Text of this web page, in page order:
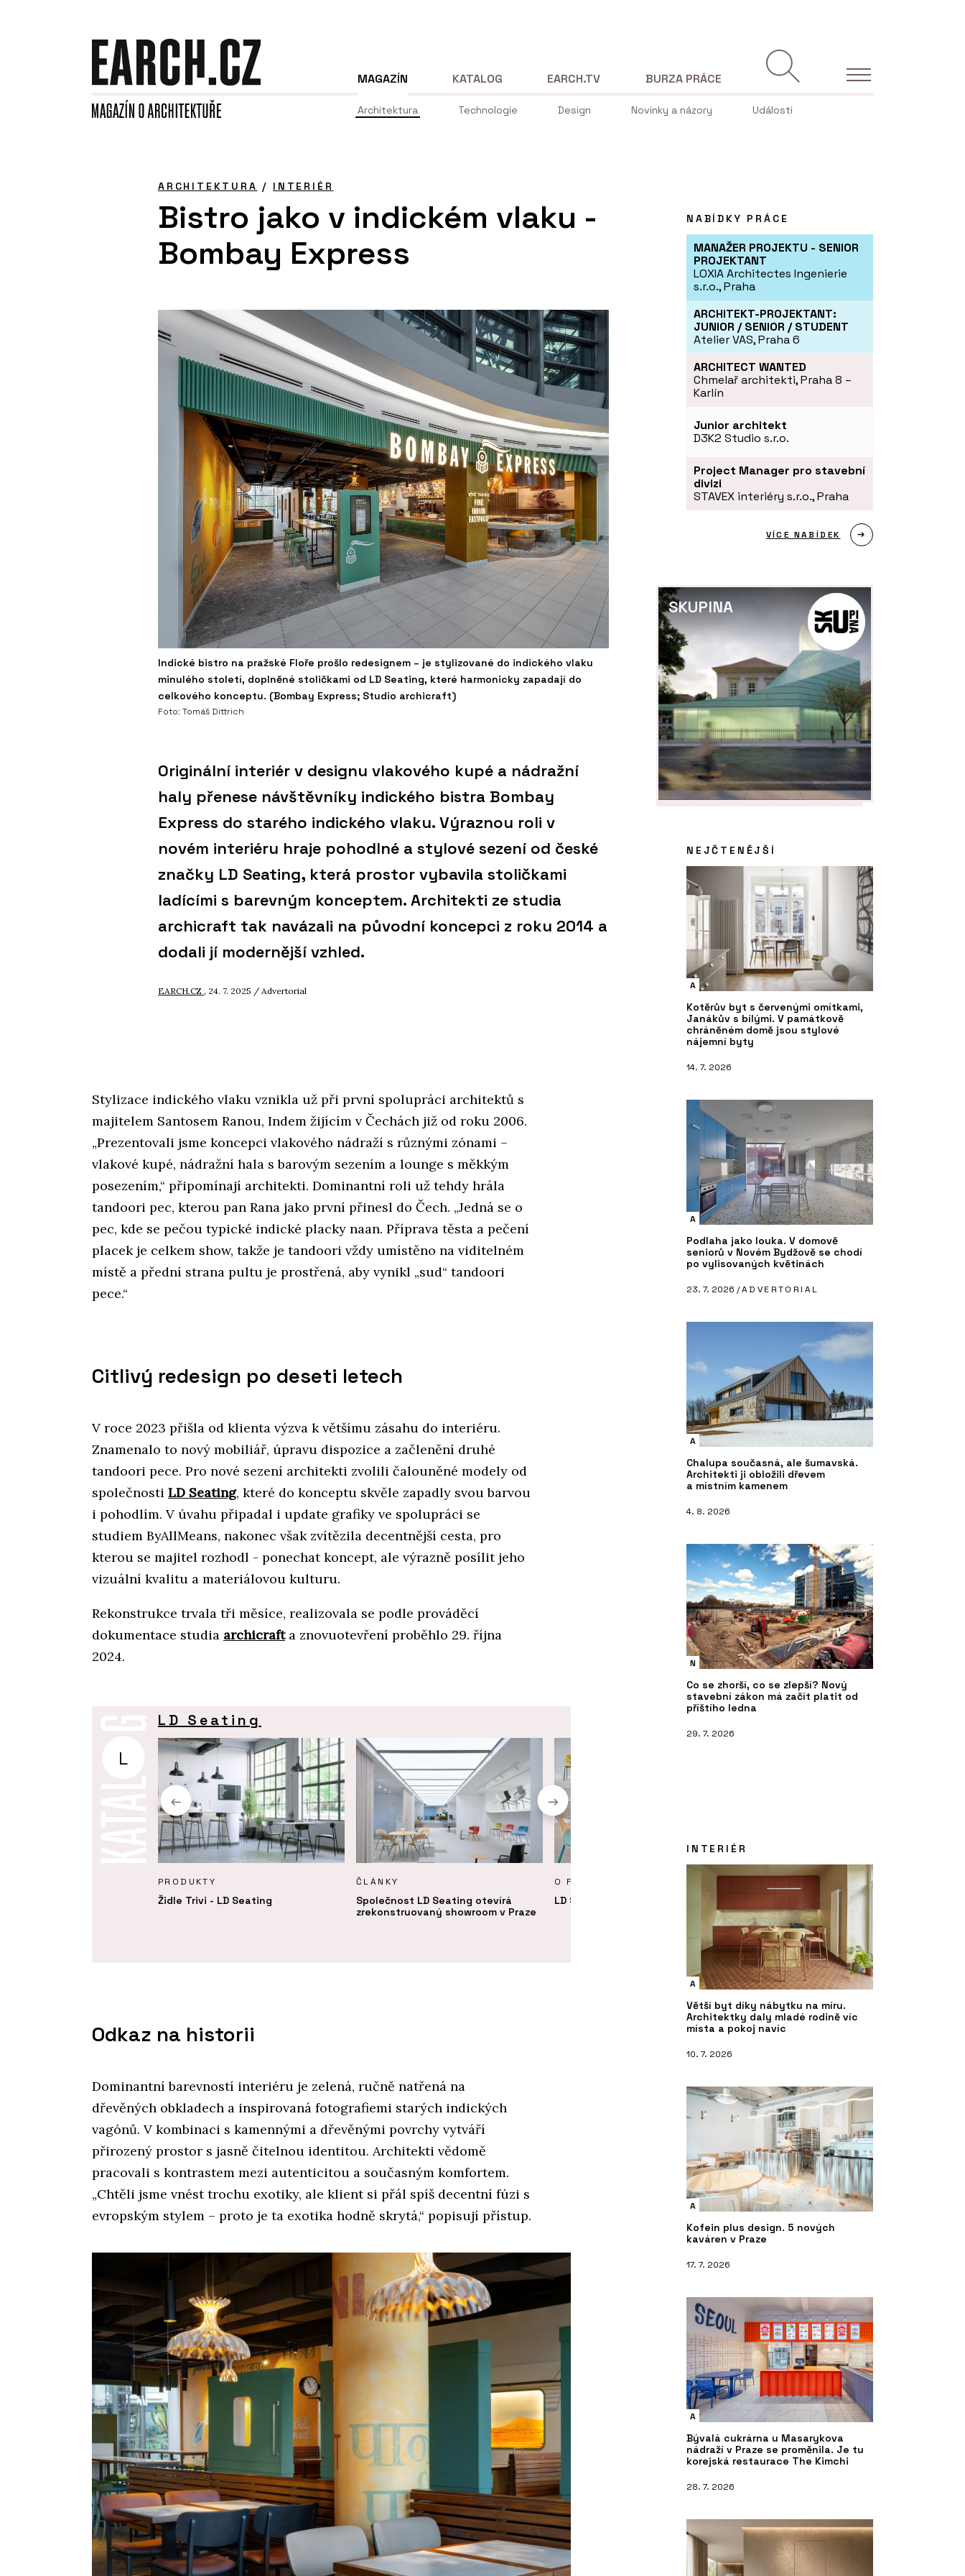
MAGAZÍN
Architektura Technologie Design Novinky a názory Události
KATALOG EARCH.TV BURZA PRÁCE
ARCHITEKTURA / INTERIÉR
Bistro jako v indickém vlaku -
Bombay Express
Indické bistro na pražské Floře prošlo redesignem – je stylizované do indického vlaku
minulého století, doplněné stoličkami od LD Seating, které harmonicky zapadají do
celkového konceptu. (Bombay Express; Studio archicraft)
Foto: Tomáš Dittrich
Originální interiér v designu vlakového kupé a nádražní
haly přenese návštěvníky indického bistra Bombay
Express do starého indického vlaku. Výraznou roli v
novém interiéru hraje pohodlné a stylové sezení od české
značky LD Seating, která prostor vybavila stoličkami
ladícími s barevným konceptem. Architekti ze studia
archicraft tak navázali na původní koncepci z roku 2014 a
dodali jí modernější vzhled.
EARCH.CZ , 24. 7. 2025 / Advertorial
Stylizace indického vlaku vznikla už při první spolupráci architektů s
majitelem Santosem Ranou, Indem žijícím v Čechách již od roku 2006.
„Prezentovali jsme koncepci vlakového nádraží s různými zónami –
vlakové kupé, nádražní hala s barovým sezením a lounge s měkkým
posezením,“ připomínají architekti. Dominantní roli už tehdy hrála
tandoori pec, kterou pan Rana jako první přinesl do Čech. „Jedná se o
pec, kde se pečou typické indické placky naan. Příprava těsta a pečení
placek je celkem show, takže je tandoori vždy umístěno na viditelném
místě a přední strana pultu je prostřená, aby vynikl „sud“ tandoori
pece.“
Citlivý redesign po deseti letech
V roce 2023 přišla od klienta výzva k většímu zásahu do interiéru.
Znamenalo to nový mobiliář, úpravu dispozice a začlenění druhé
tandoori pece. Pro nové sezení architekti zvolili čalouněné modely od
společnosti LD Seating, které do konceptu skvěle zapadly svou barvou
i pohodlím. V úvahu připadal i update grafiky ve spolupráci se
studiem ByAllMeans, nakonec však zvítězila decentnější cesta, pro
kterou se majitel rozhodl - ponechat koncept, ale výrazně posílit jeho
vizuální kvalitu a materiálovou kulturu.
Rekonstrukce trvala tři měsíce, realizovala se podle prováděcí
dokumentace studia archicrafta znovuotevření proběhlo 29. října
2024.
L
LD Seating
PRODUKTY
Židle Trivi - LD Seating
ČLÁNKY
Společnost LD Seating otevírá
zrekonstruovaný showroom v Praze
O FIRMĚ
LD Seating
Konferenční a barová židle Lotus -
LD Seating
Odkaz na historii
Dominantní barevností interiéru je zelená, ručně natřená na
dřevěných obkladech a inspirovaná fotografiemi starých indických
vagónů. V kombinaci s kamennými a dřevěnými povrchy vytváří
přirozený prostor s jasně čitelnou identitou. Architekti vědomě
pracovali s kontrastem mezi autenticitou a současným komfortem.
„Chtěli jsme vnést trochu exotiky, ale klient si přál spíš decentní fúzi s
evropským stylem – proto je ta exotika hodně skrytá,“ popisují přístup.
NABÍDKY PRÁCE
MANAŽER PROJEKTU - SENIOR
PROJEKTANT
LOXIA Architectes Ingenierie
s.r.o., Praha
ARCHITEKT-PROJEKTANT:
JUNIOR / SENIOR / STUDENT
Atelier VAS, Praha 6
ARCHITECT WANTED
Chmelař architekti, Praha 8 –
Karlín
Junior architekt
D3K2 Studio s.r.o.
Project Manager pro stavební
divizi
STAVEX interiéry s.r.o., Praha
VÍCE NABÍDEK
SKUPINA
NEJČTENĚJŠÍ
A
Kotěrův byt s červenými omítkami,
Janákův s bílými. V památkově
chráněném domě jsou stylové
nájemní byty
14. 7. 2026
A
Podlaha jako louka. V domově
seniorů v Novém Bydžově se chodí
po vylisovaných květinách
23. 7. 2026 /ADVERTORIAL
A
Chalupa současná, ale šumavská.
Architekti ji obložili dřevem
a místním kamenem
4. 8. 2026
N
Co se zhorší, co se zlepší? Nový
stavební zákon má začít platit od
příštího ledna
29. 7. 2026
INTERIÉR
A
Větší byt díky nábytku na míru.
Architektky daly mladé rodině víc
místa a pokoj navíc
10. 7. 2026
A
Kofein plus design. 5 nových
kaváren v Praze
17. 7. 2026
A
Bývalá cukrárna u Masarykova
nádraží v Praze se proměnila. Je tu
korejská restaurace The Kimchi
28. 7. 2026